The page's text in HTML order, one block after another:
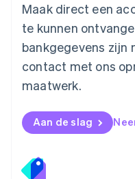
Maak direct een
te kunnen
bankgegevens zijn
contact met ons
maatwerk.
Aan de slag
NederlandsEnglish
Nieuw-Zeeland
English
Noorwegen
English
DeutschEnglish
English
Portugal
Roemenië
English